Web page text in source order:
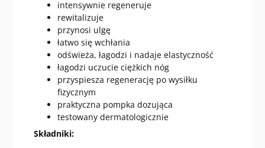
intensywnie regeneruje
rewitalizuje
przynosi ulgę
łatwo się wchłania
odświeża, łagodzi i nadaje elastyczność
łagodzi uczucie ciężkich nóg
przyspiesza regenerację po wysiłku
fizycznym
praktyczna pompka dozująca
testowany dermatologicznie
Składniki: